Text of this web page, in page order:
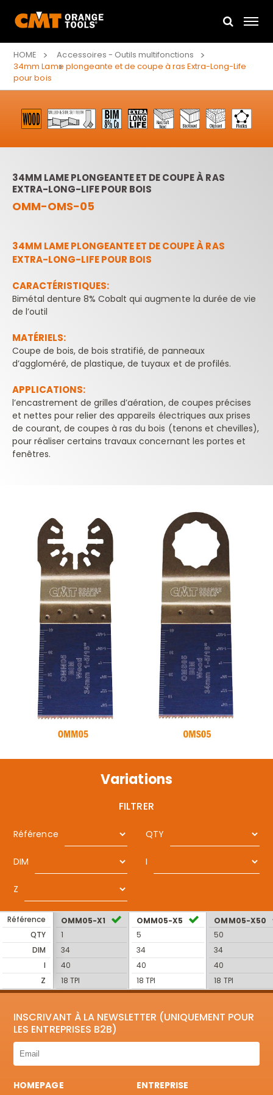
HOME
Accessoires - Outils multifonctions
34mm Lame plongeante et de coupe à ras Extra-Long-Life
pour bois
34MM LAME PLONGEANTE ET DE COUPE À RAS
EXTRA-LONG-LIFE POUR BOIS
OMM-OMS-05
34MM LAME PLONGEANTE ET DE COUPE À RAS
EXTRA-LONG-LIFE POUR BOIS
CARACTÉRISTIQUES:
Bimétal denture 8% Cobalt qui augmente la durée de vie
de l’outil
MATÉRIELS:
Coupe de bois, de bois stratifié, de panneaux
d’aggloméré, de plastique, de tuyaux et de profilés.
APPLICATIONS:
l’encastrement de grilles d’aération, de coupes précises
et nettes pour relier des appareils électriques aux prises
de courant, de coupes à ras du bois (tenons et chevilles),
pour réaliser certains travaux concernant les portes et
fenêtres.
Variations
FILTRER
Référence QTY
DIM I
Z
Référence
QTY
DIM
I
Z
OMM05-X1
1
34
40
18 TPI
OMM05-X5
5
34
40
18 TPI
OMM05-X50
50
34
40
18 TPI
INSCRIVANT À LA NEWSLETTER (UNIQUEMENT POUR
LES ENTREPRISES B2B)
HOMEPAGE
ENTREPRISE